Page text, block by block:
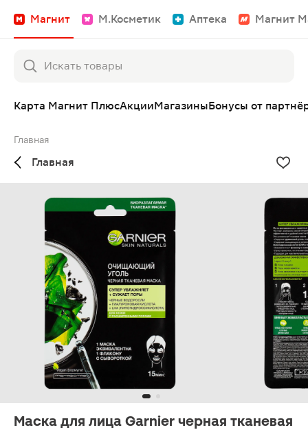
Магнит М.Косметик Аптека Магнит
Карта Магнит ПлюсАкцииМагазиныБонусы от
Главная
Главная
Маска для лица Garnier черная тканевая